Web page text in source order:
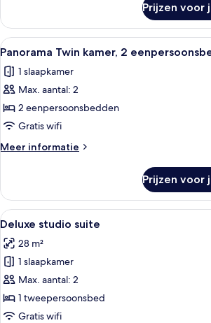
kamer,
eenpersoonsbedden
Prijzen voor
Alle
foto's
voor
Panorama
Twin
kamer,
2
eenpersoonsbedden
Een
6
Panorama Twin kamer, 2
1 slaapkamer
Max. aantal: 2
2 eenpersoonsbedden
Gratis wifi
Meer informatie
Meer
Twin
kamer,
2
Prijzen voor
Alle
foto's
voor
Deluxe
studio
suite
laden
Een
4
Deluxe studio suite
28 m²
1 slaapkamer
Max. aantal: 2
1 tweepersoonsbed
Gratis wifi